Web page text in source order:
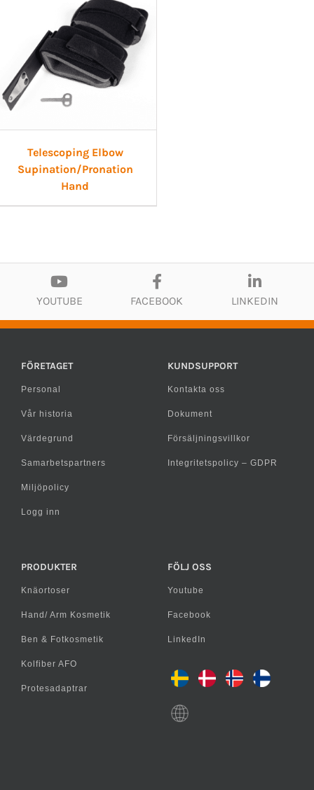
Telescoping Elbow
Supination/Pronation
Hand
YOUTUBE FACEBOOK LINKEDIN
FÖRETAGET
Personal
Vår historia
Värdegrund
Samarbetspartners
Miljöpolicy
Logg inn
KUNDSUPPORT
Kontakta oss
Dokument
Försäljningsvillkor
Integritetspolicy – GDPR
PRODUKTER
Knäortoser
Hand/ Arm Kosmetik
Ben & Fotkosmetik
Kolfiber AFO
Protesadaptrar
FÖLJ OSS
Youtube
Facebook
LinkedIn